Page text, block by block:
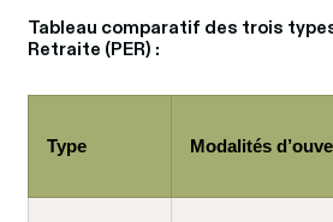
Tableau comparatif des trois
Retraite (PER) :
Type Modalités